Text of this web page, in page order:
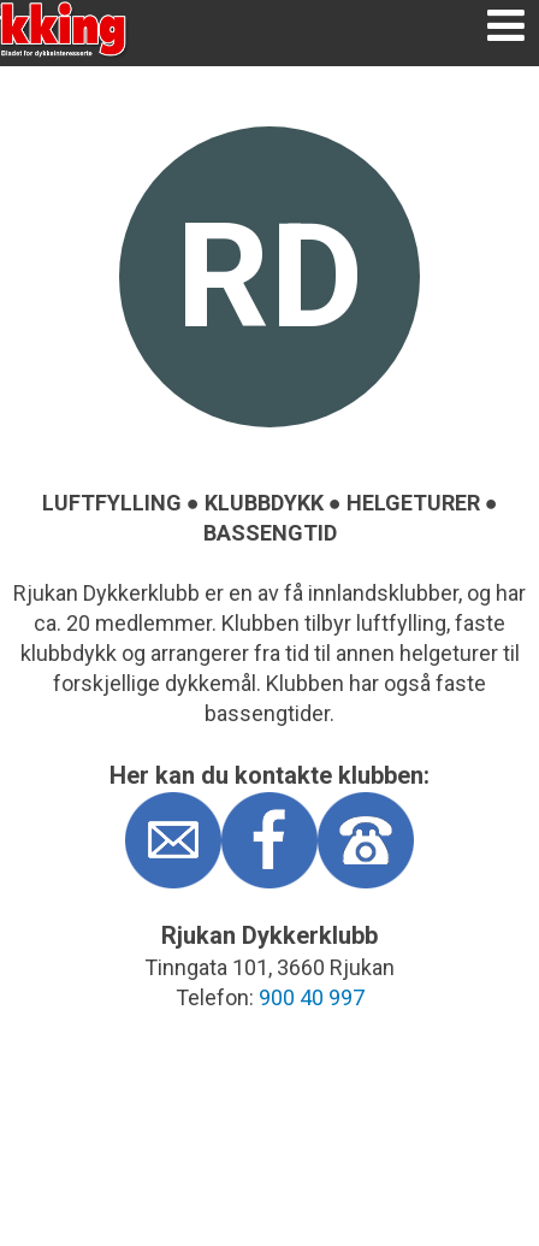
RD
LUFTFYLLING ● KLUBBDYKK ● HELGETURER ●
BASSENGTID
Rjukan Dykkerklubb er en av få innlandsklubber, og har
ca. 20 medlemmer. Klubben tilbyr luftfylling, faste
klubbdykk og arrangerer fra tid til annen helgeturer til
forskjellige dykkemål. Klubben har også faste
bassengtider.
Her kan du kontakte klubben:
Rjukan Dykkerklubb
Tinngata 101, 3660 Rjukan
Telefon: 900 40 997